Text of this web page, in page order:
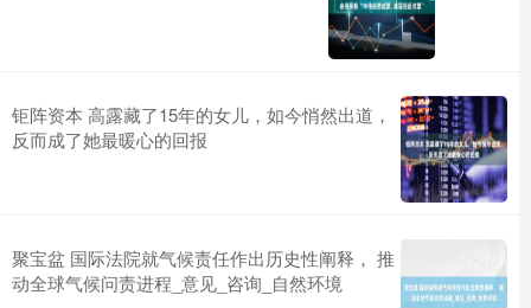
钜阵资本 高露藏了15年的女儿，如今悄然出道，
反而成了她最暖心的回报
聚宝盆 国际法院就气候责任作出历史性阐释， 推
动全球气候问责进程_意见_咨询_自然环境